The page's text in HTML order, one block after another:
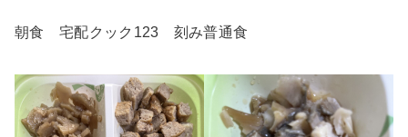
朝食 宅配クック123 刻み普通食